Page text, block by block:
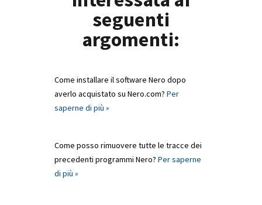
seguenti
argomenti:
Come installare il software Nero dopo
averlo acquistato su Nero.com? Per
saperne di più »
Come posso rimuovere tutte le tracce dei
precedenti programmi Nero? Per saperne
di più »